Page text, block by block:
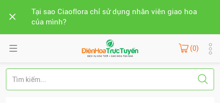
Tại sao Ciaoflora chỉ sử dụng nhân viên giao hoa
của mình?
(0)